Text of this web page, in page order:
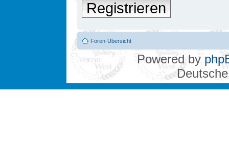
Registrieren
Foren-Übersicht
Powered by